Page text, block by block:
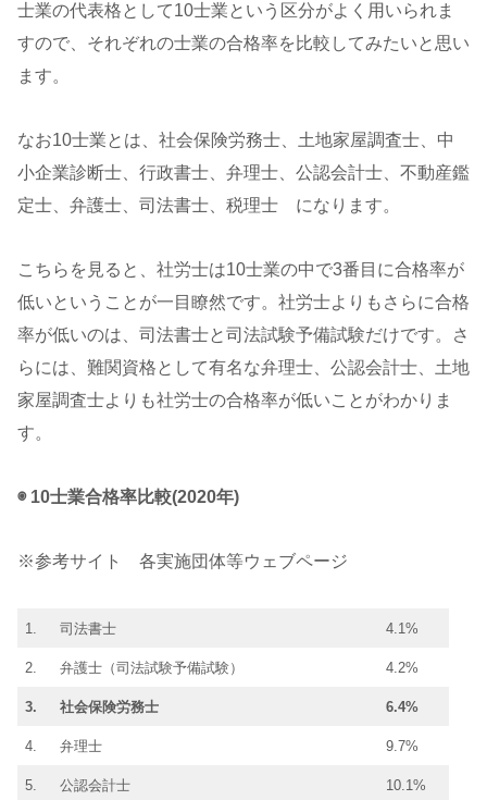
士業の代表格として10士業という区分がよく用いられま
すので、それぞれの士業の合格率を比較してみたいと思い
ます。
なお10士業とは、社会保険労務士、土地家屋調査士、中
小企業診断士、行政書士、弁理士、公認会計士、不動産鑑
定士、弁護士、司法書士、税理士 になります。
こちらを見ると、社労士は10士業の中で3番目に合格率が
低いということが一目瞭然です。社労士よりもさらに合格
率が低いのは、司法書士と司法試験予備試験だけです。さ
らには、難関資格として有名な弁理士、公認会計士、土地
家屋調査士よりも社労士の合格率が低いことがわかりま
す。
◉ 10士業合格率比較(2020年)
※参考サイト 各実施団体等ウェブページ
1. 司法書士 4.1%
2. 弁護士（司法試験予備試験） 4.2%
3. 社会保険労務士 6.4%
4. 弁理士 9.7%
5. 公認会計士 10.1%